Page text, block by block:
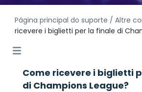
Página principal do suporte / Altre
ricevere i biglietti per la finale di
Come ricevere i biglietti
di Champions League?